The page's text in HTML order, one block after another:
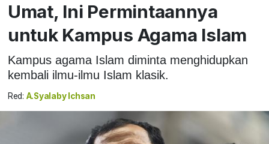
Umat, Ini Permintaannya
untuk Kampus Agama Islam
Kampus agama Islam diminta menghidupkan
kembali ilmu-ilmu Islam klasik.
Red: A.Syalaby Ichsan